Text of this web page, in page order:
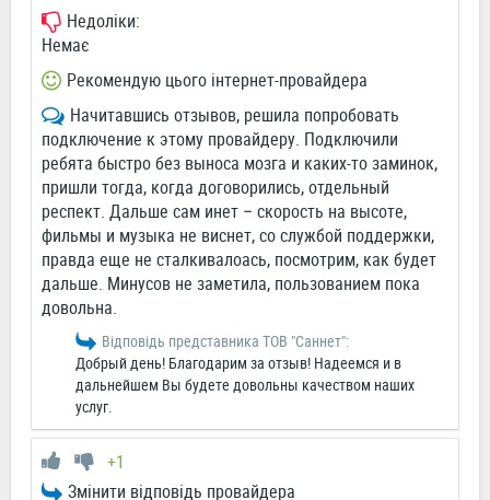
Недоліки:
Немає
Рекомендую цього інтернет-провайдера
Начитавшись отзывов, решила попробовать
подключение к этому провайдеру. Подключили
ребята быстро без выноса мозга и каких-то заминок,
пришли тогда, когда договорились, отдельный
респект. Дальше сам инет – скорость на высоте,
фильмы и музыка не виснет, со службой поддержки,
правда еще не сталкивалоась, посмотрим, как будет
дальше. Минусов не заметила, пользованием пока
довольна.
Відповідь представника ТОВ "Саннет":
Добрый день! Благодарим за отзыв! Надеемся и в
дальнейшем Вы будете довольны качеством наших
услуг.
+1
Змінити відповідь провайдера